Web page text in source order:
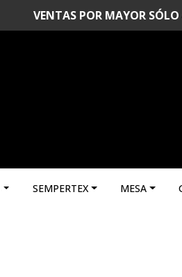
VENTAS POR MAYOR
SEMPERTEX MESA